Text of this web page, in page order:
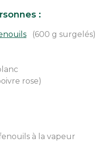
:
(600 g surgelés)
rose)
à la vapeur